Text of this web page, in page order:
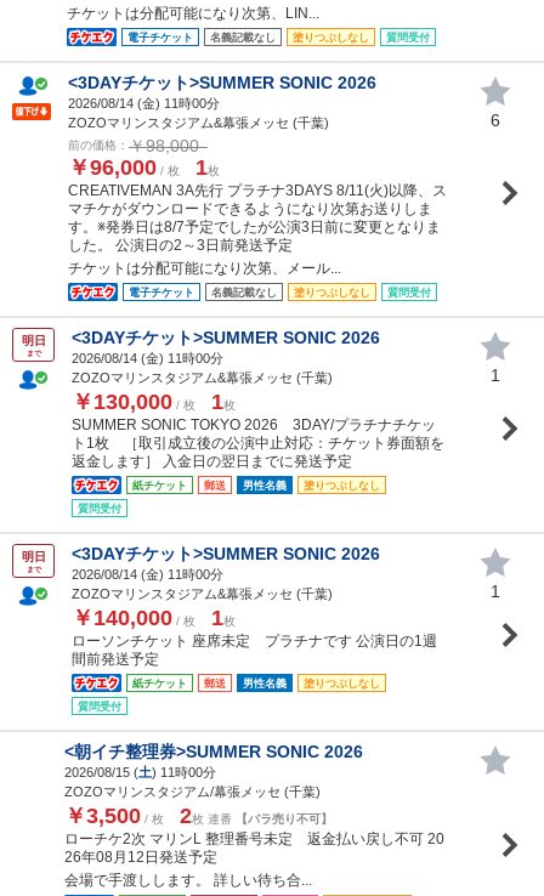
チケットは分配可能になり次第、LIN...
電子チケット 名義記載なし 塗りつぶしなし 質問受付
<3DAYチケット>SUMMER SONIC 2026
2026/08/14 (金) 11時00分
ZOZOマリンスタジアム&幕張メッセ (千葉)
前の価格： ￥98,000
￥96,000 / 枚 1枚
CREATIVEMAN 3A先行 プラチナ3DAYS 8/11(火)以降、ス
マチケがダウンロードできるようになり次第お送りしま
す。※発券日は8/7予定でしたが公演3日前に変更となりま
した。 公演日の2～3日前発送予定
チケットは分配可能になり次第、メール...
電子チケット 名義記載なし 塗りつぶしなし 質問受付
6
明日
まで
<3DAYチケット>SUMMER SONIC 2026
2026/08/14 (金) 11時00分
ZOZOマリンスタジアム&幕張メッセ (千葉)
￥130,000 / 枚 1枚
SUMMER SONIC TOKYO 2026 3DAY/プラチナチケッ
ト1枚 ［取引成立後の公演中止対応：チケット券面額を
返金します］ 入金日の翌日までに発送予定
紙チケット 郵送 男性名義
塗りつぶしなし
質問受付
1
明日
まで
<3DAYチケット>SUMMER SONIC 2026
2026/08/14 (金) 11時00分
ZOZOマリンスタジアム&幕張メッセ (千葉)
￥140,000 / 枚 1枚
ローソンチケット 座席未定 プラチナです 公演日の1週
間前発送予定
紙チケット 郵送 男性名義
塗りつぶしなし
質問受付
1
<朝イチ整理券>SUMMER SONIC 2026
2026/08/15 (土) 11時00分
ZOZOマリンスタジアム/幕張メッセ (千葉)
￥3,500 / 枚 2枚 連番 【バラ売り不可】
ローチケ2次 マリンL 整理番号未定 返金払い戻し不可 20
26年08月12日発送予定
会場で手渡しします。 詳しい待ち合...